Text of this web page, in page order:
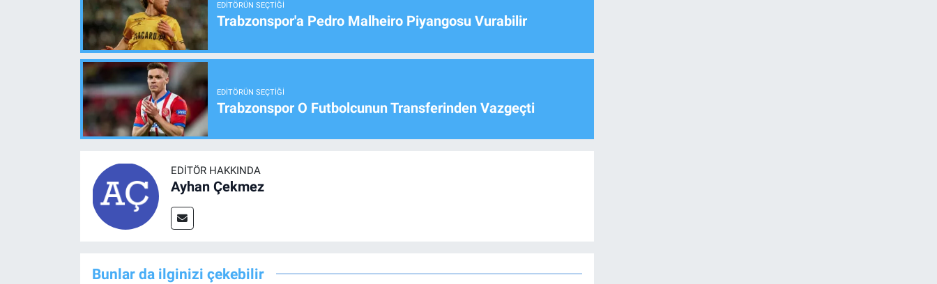
EDITÖRÜN SEÇTIĞI
Trabzonspor'a Pedro Malheiro Piyangosu Vurabilir
EDITÖRÜN SEÇTIĞI
Trabzonspor O Futbolcunun Transferinden Vazgeçti
EDITÖR HAKKINDA
Ayhan Çekmez
Bunlar da ilginizi çekebilir